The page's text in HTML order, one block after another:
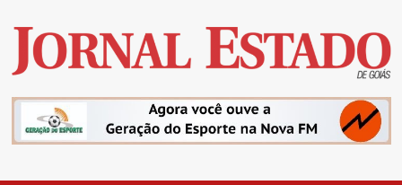
content